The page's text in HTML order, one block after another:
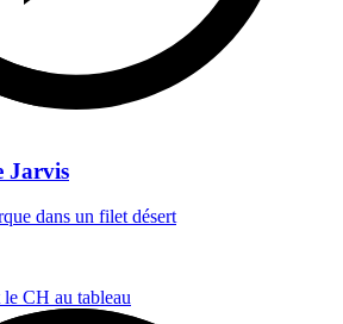
Jarvis
dans un filet désert